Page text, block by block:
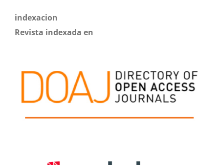
indexacion
Revista indexada en